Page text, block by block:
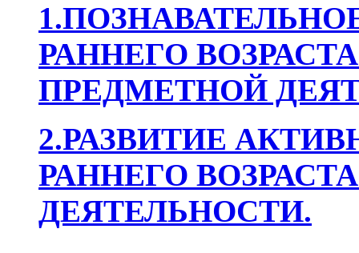
РАННЕГО
ПРЕДМЕТНОЙ
2.РАЗВИТИЕ
РАННЕГО
ДЕЯТЕЛЬНОСТИ.